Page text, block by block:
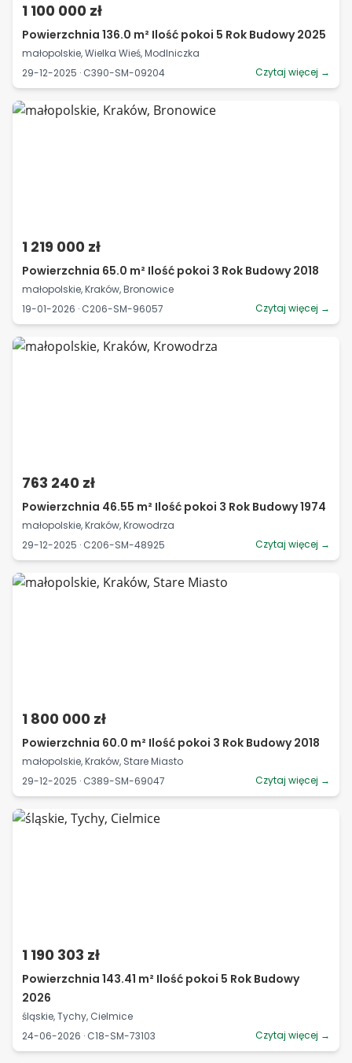
1 100 000 zł
Powierzchnia 136.0 m² Ilość pokoi 5 Rok Budowy 2025
małopolskie, Wielka Wieś, Modlniczka
29-12-2025 · C390-SM-09204
Czytaj więcej →
1 219 000 zł
Powierzchnia 65.0 m² Ilość pokoi 3 Rok Budowy 2018
małopolskie, Kraków, Bronowice
19-01-2026 · C206-SM-96057
Czytaj więcej →
763 240 zł
Powierzchnia 46.55 m² Ilość pokoi 3 Rok Budowy 1974
małopolskie, Kraków, Krowodrza
29-12-2025 · C206-SM-48925
Czytaj więcej →
1 800 000 zł
Powierzchnia 60.0 m² Ilość pokoi 3 Rok Budowy 2018
małopolskie, Kraków, Stare Miasto
29-12-2025 · C389-SM-69047
Czytaj więcej →
1 190 303 zł
Powierzchnia 143.41 m² Ilość pokoi 5 Rok Budowy
2026
śląskie, Tychy, Cielmice
24-06-2026 · C18-SM-73103
Czytaj więcej →